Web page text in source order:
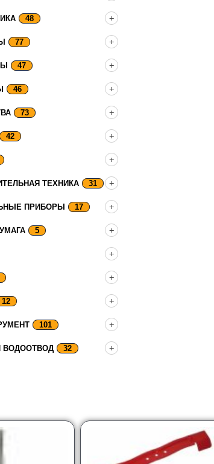
48
77
47
46
73
42
ТЕХНИКА 31
ПРИБОРЫ 17
5
12
101
ВОДООТВОД 32